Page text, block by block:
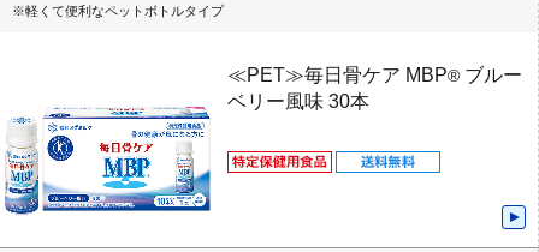
※軽くて便利なペットボトルタイプ
≪PET≫毎日骨ケア MBP®ブルー
ベリー風味 30本